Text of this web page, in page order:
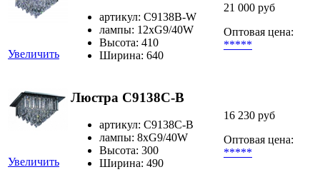
Увеличить
артикул: C9138B-W
лампы: 12хG9/40W
Высота: 410
Ширина: 640
21 000 руб
Оптовая цена:
*****
Увеличить
Люстра C9138C-B
артикул: C9138C-B
лампы: 8xG9/40W
Высота: 300
Ширина: 490
16 230 руб
Оптовая цена:
*****